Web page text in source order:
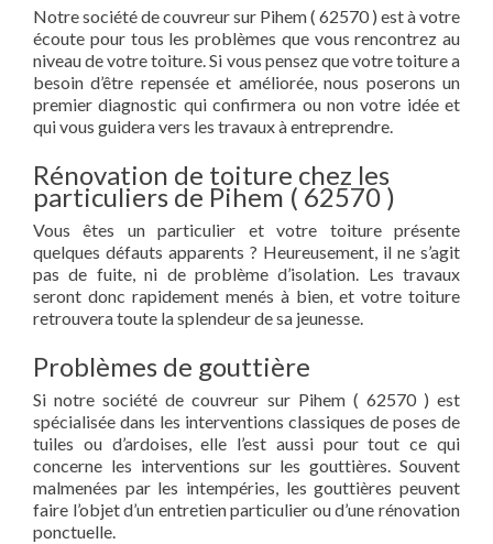
Notre société de couvreur sur Pihem ( 62570 ) est à votre
écoute pour tous les problèmes que vous rencontrez au
niveau de votre toiture. Si vous pensez que votre toiture a
besoin d’être repensée et améliorée, nous poserons un
premier diagnostic qui confirmera ou non votre idée et
qui vous guidera vers les travaux à entreprendre.
Rénovation de toiture chez les
particuliers de Pihem ( 62570 )
Vous êtes un particulier et votre toiture présente
quelques défauts apparents ? Heureusement, il ne s’agit
pas de fuite, ni de problème d’isolation. Les travaux
seront donc rapidement menés à bien, et votre toiture
retrouvera toute la splendeur de sa jeunesse.
Problèmes de gouttière
Si notre société de couvreur sur Pihem ( 62570 ) est
spécialisée dans les interventions classiques de poses de
tuiles ou d’ardoises, elle l’est aussi pour tout ce qui
concerne les interventions sur les gouttières. Souvent
malmenées par les intempéries, les gouttières peuvent
faire l’objet d’un entretien particulier ou d’une rénovation
ponctuelle.